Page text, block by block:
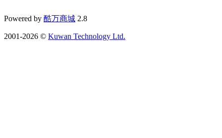
Powered by 酷万商城 2.8
2001-2026 © Kuwan Technology Ltd.